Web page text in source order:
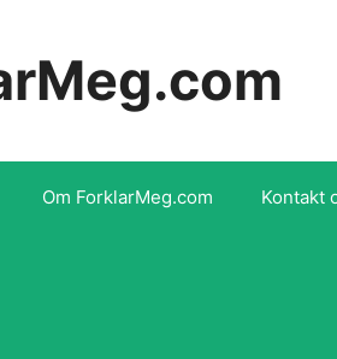
Om ForklarMeg.com Kontakt